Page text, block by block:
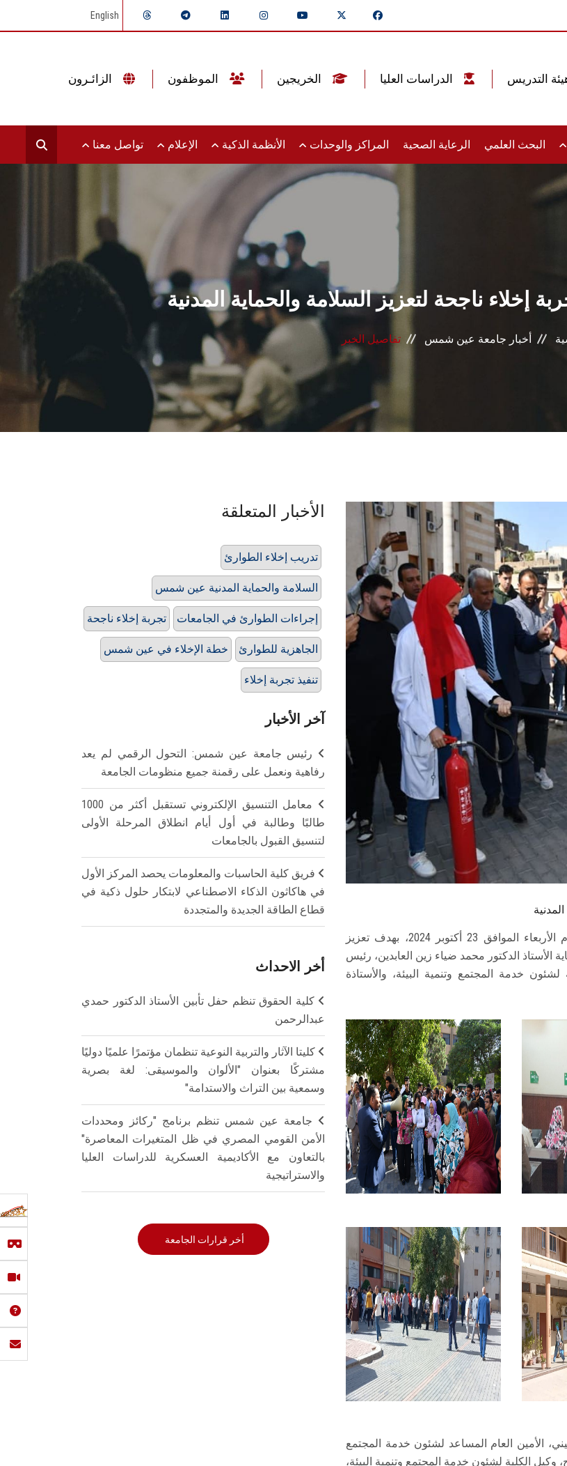
English
البحث العلمي الرعاية الصحية المراكز والوحدات الأنظمة الذكية الإعلام تواصل معنا
إخلاء ناجحة لتعزيز السلامة والحماية المدنية
أخبار جامعة عين شمس تفاصيل الخبر
نظمت كلية التربية بجامعة عين شمس تجربة إخلاء شاملة يوم الأربعاء الموافق 23 أكتوبر 2024، بهدف تعزيز
الأستاذ الدكتور محمد ضياء زين العابدين، رئيس
خدمة المجتمع وتنمية البيئة، والأستاذة
الأمين العام المساعد لشئون خدمة المجتمع
وكيل الكلية لشئون خدمة المجتمع وتنمية البيئة،
الأخبار المتعلقة
تدريب إخلاء الطوارئ
السلامة والحماية المدنية عين شمس
تجربة إخلاء ناجحة إجراءات الطوارئ في الجامعات
خطة الإخلاء في عين شمس الجاهزية للطوارئ
تنفيذ تجربة إخلاء
آخر الأخبار
رئيس جامعة عين شمس: التحول الرقمي لم يعد
رفاهية ونعمل على رقمنة جميع منظومات الجامعة
معامل التنسيق الإلكتروني تستقبل أكثر من 1000
طالبًا وطالبة في أول أيام انطلاق المرحلة الأولى
لتنسيق القبول بالجامعات
فريق كلية الحاسبات والمعلومات يحصد المركز الأول
في هاكاثون الذكاء الاصطناعي لابتكار حلول ذكية في
قطاع الطاقة الجديدة والمتجددة
أخر الاحداث
كلية الحقوق تنظم حفل تأبين الأستاذ الدكتور حمدي
عبدالرحمن
كليتا الآثار والتربية النوعية تنظمان مؤتمرًا علميًا دوليًا
مشتركًا بعنوان "الألوان والموسيقى: لغة بصرية
وسمعية بين التراث والاستدامة"
جامعة عين شمس تنظم برنامج "ركائز ومحددات
الأمن القومي المصري في ظل المتغيرات المعاصرة"
بالتعاون مع الأكاديمية العسكرية للدراسات العليا
والاستراتيجية
أخر قرارات الجامعة